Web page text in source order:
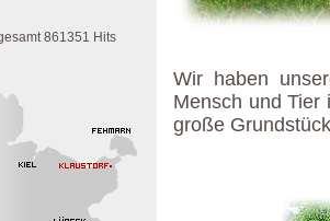
861351 Hits
Wir haben
Mensch und Tier
große